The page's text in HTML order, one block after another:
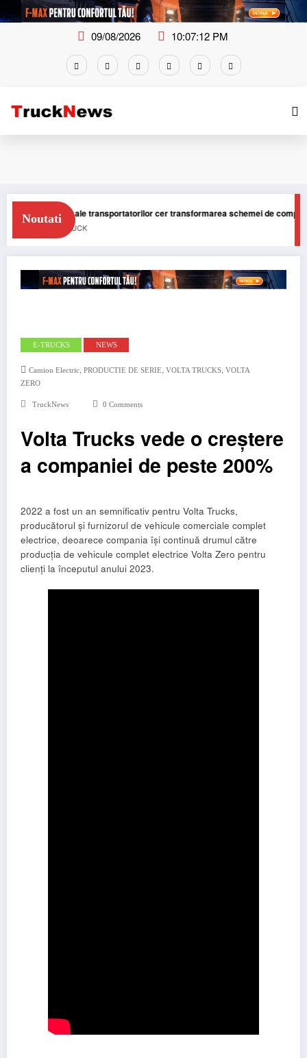
Skip
to
09/08/2026 10:07:13 PM
Noutati
ale transportatorilor cer transformarea schemei de compensare a accizei
E-TRUCKS NEWS
Camion Electric, PRODUCTIE DE SERIE, VOLTA TRUCKS, VOLTA
ZERO
TruckNews 0 Comments
Volta Trucks vede o creștere
a companiei de peste 200%
2022 a fost un an semnificativ pentru Volta Trucks,
producătorul și furnizorul de vehicule comerciale complet
electrice, deoarece compania își continuă drumul către
producția de vehicule complet electrice Volta Zero pentru
clienți la începutul anului 2023.